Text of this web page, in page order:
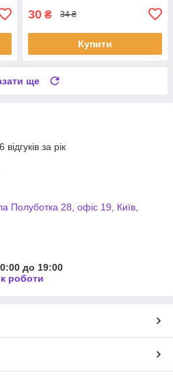
30 ₴ 34 ₴
Купити
ще
за рік
Полуботка 28, офіс 19, Київ,
до 19:00
роботи